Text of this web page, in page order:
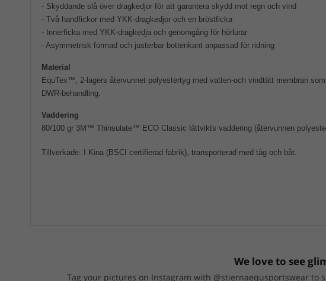
- Skyddande slå över dragkedjor för att garantera skydd mot regn och vind
- Två handfickor med YKK-dragkedjor och en bröstficka
- Innerficka med YKK-dragkedja och genomgång för hörlurar
- Asymmetrisk formad och justerbar bottenkant anpassad för ridning
Material
EquTex™, 2-lagers återvunnet polyestertyg med vatten-och vindtätt membran
DWR-behandling.
Vaddering
80/100 gr 3M™ Thinsulate™ ECO Classic lättvikts vaddering (återvunnen
Tillverkade: I Kina (BSCI certifierad fabrik), transporterad med tåg och båt.
We love to see
Tag your pictures on Instagram with @stiernaequsportswear